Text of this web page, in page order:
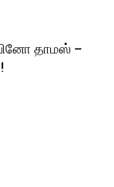
தாமஸ் –